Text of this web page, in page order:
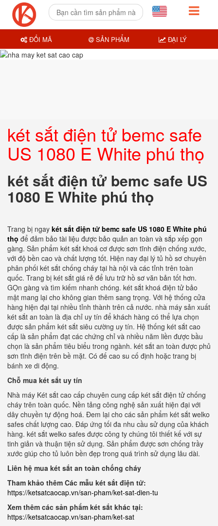
két sắt điện tử bemc safe
US 1080 E White phú thọ
két sắt điện tử bemc safe US
1080 E White phú thọ
Trang bị ngay két sắt điện tử bemc safe US 1080 E White phú
thọ để đảm bảo tài liệu được bảo quản an toàn và sắp xếp gọn
gàng. Sản phẩm két sắt khoá cơ được sơn tĩnh điện chống xước,
với độ bền cao và chất lượng tốt. Hiện nay đại lý tủ hồ sơ chuyên
phân phối két sắt chống cháy tại hà nội và các tỉnh trên toàn
quốc. Trang bị két sắt giá rẻ để lưu trữ hồ sơ văn bản tốt hơn.
GỌn gàng và tìm kiếm nhanh chóng. két sắt khoá điện tử bảo
mật mang lại cho không gian thêm sang trọng. Với hệ thống cửa
hàng hiện đại tại nhiều tỉnh thành trên cả nước. nhà máy sản xuất
két sắt an toàn là địa chỉ uy tín để khách hàng có thể lựa chọn
được sản phẩm két sắt siêu cường uy tín. Hệ thống két sắt cao
cấp là sản phẩm đạt các chứng chỉ và nhiều năm liền được bầu
chọn là sản phẩm tiêu biểu trong ngành. két sắt an toàn được phủ
sơn tĩnh điện trên bề mặt. Có đế cao su cố định hoặc trang bị
bánh xe di động.
Chỗ mua két sắt uy tín
Nhà máy Két sắt cao cấp chuyên cung cấp két sắt điện tử chống
cháy trên toàn quốc. Nền tảng công nghệ sản xuất hiện đại với
dây chuyền tự động hoá. Đem lại cho các sản phẩm két sắt welko
safes chất lượng cao. Đáp ứng tối đa nhu cầu sử dụng của khách
hàng. két sắt welko safes được công ty chúng tôi thiết kế với sự
tinh giản và thuận tiện sử dụng. Sản phẩm được sơn chống trầy
xước giúp cho tủ luôn bền đẹp trong quá trình sử dụng lâu dài.
Liên hệ mua két sắt an toàn chống cháy
Tham khảo thêm Các mẫu két sắt điện tử:
https://ketsatcaocap.vn/san-pham/ket-sat-dien-tu
Xem thêm các sản phẩm két sắt khác tại:
https://ketsatcaocap.vn/san-pham/ket-sat
ĐỔI MÃ SẢN PHẨM ĐẠI LÝ